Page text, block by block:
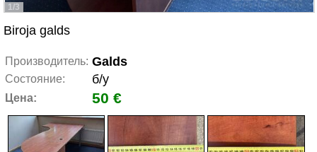
1/3
Biroja galds
Производитель: Galds
Состояние: б/у
Цена: 50 €